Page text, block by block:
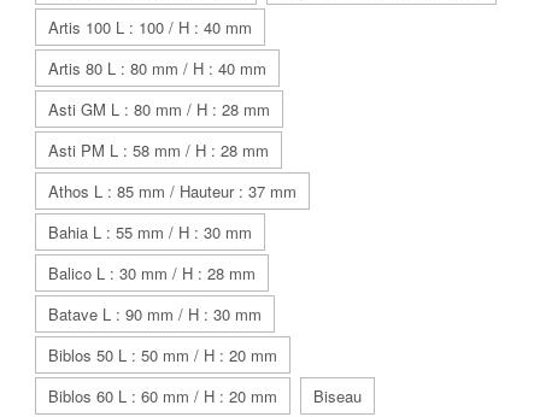
Artis 100 L : 100 / H : 40 mm
Artis 80 L : 80 mm / H : 40 mm
Asti GM L : 80 mm / H : 28 mm
Asti PM L : 58 mm / H : 28 mm
Athos L : 85 mm / Hauteur : 37 mm
Bahia L : 55 mm / H : 30 mm
Balico L : 30 mm / H : 28 mm
Batave L : 90 mm / H : 30 mm
Biblos 50 L : 50 mm / H : 20 mm
Biblos 60 L : 60 mm / H : 20 mm
Biseau